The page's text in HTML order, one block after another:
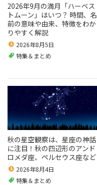
2026年9月の満月「ハーベス
トムーン」はいつ？ 時間、名
前の意味や由来、特徴をわか
りやすく解説
2026年8月5日
特集＆まとめ
秋の星空観察は、星座の神話
に注目！秋の四辺形のアンド
ロメダ座、ペルセウス座など
2026年8月4日
特集＆まとめ